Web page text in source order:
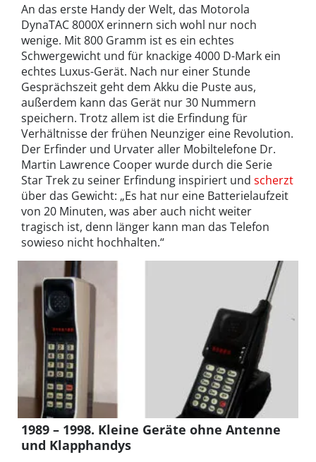
An das erste Handy der Welt, das Motorola
DynaTAC 8000X erinnern sich wohl nur noch
wenige. Mit 800 Gramm ist es ein echtes
Schwergewicht und für knackige 4000 D-Mark ein
echtes Luxus-Gerät. Nach nur einer Stunde
Gesprächszeit geht dem Akku die Puste aus,
außerdem kann das Gerät nur 30 Nummern
speichern. Trotz allem ist die Erfindung für
Verhältnisse der frühen Neunziger eine Revolution.
Der Erfinder und Urvater aller Mobiltelefone Dr.
Martin Lawrence Cooper wurde durch die Serie
Star Trek zu seiner Erfindung inspiriert und scherzt
über das Gewicht: „Es hat nur eine Batterielaufzeit
von 20 Minuten, was aber auch nicht weiter
tragisch ist, denn länger kann man das Telefon
sowieso nicht hochhalten.“
1989 – 1998. Kleine Geräte ohne Antenne
und Klapphandys